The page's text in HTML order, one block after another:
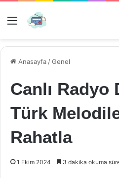
Menü
Anasayfa /Genel
Canlı
Türk
Rahatla
1 Ekim 2024 3 dakika okuma